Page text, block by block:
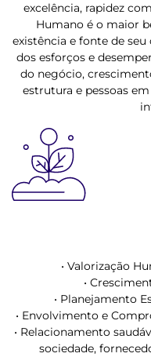
excelência, rapidez
Humano é o maior
existência e fonte de
dos esforços e
do negócio,
estrutura e pessoas
• Valorização
•
• Planejamento
• Envolvimento e
• Relacionamento
sociedade,